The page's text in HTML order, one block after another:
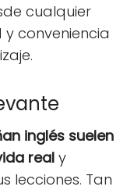
cualquier
y conveniencia
inglés suelen
real y
lecciones. Tan